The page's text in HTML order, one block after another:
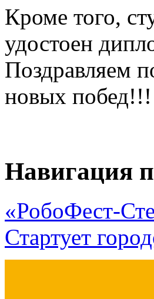
Кроме того,
удостоен
Поздравляем
новых побед!!!
Навигация
«РобоФест-
Стартует